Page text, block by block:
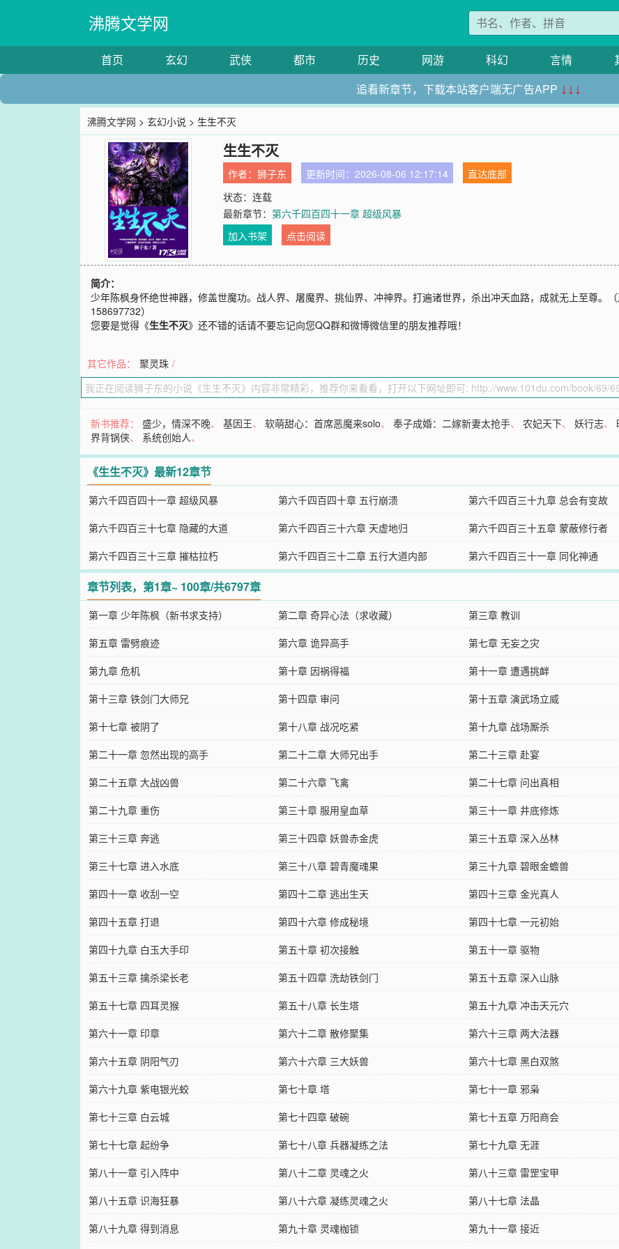
沸腾文学网
首页 玄幻 武侠 都市 历史 网游 科幻 言情
追看新章节，下载本站客户端无广告APP ↓↓↓
沸腾文学网 >玄幻小说 > 生生不灭
生生不灭
作者：狮子东 更新时间：2026-08-06 12:17:14
直达底部
状态：连载
最新章节：第六千四百四十一章 超级风暴
加入书架
点击阅读
简介：
少年陈枫身怀绝世神器，修盖世魔功。战人界、屠魔界、挑仙界、冲神界。打遍诸世界，杀出冲天血路，成就无上至尊。
158697732）
您要是觉得《生生不灭》还不错的话请不要忘记向您QQ群和微博微信里的朋友推荐哦！
其它作品： 聚灵珠 /
新书推荐：盛少，情深不晚、基因王、软萌甜心：首席恶魔来solo、奉子成婚：二嫁新妻太抢手、农妃天下、妖行志、
界背锅侠、 系统创始人、
《生生不灭》最新12章节
第六千四百四十一章 超级风暴 第六千四百四十章 五行崩溃 第六千四百三十九章 总会有变故
第六千四百三十七章 隐藏的大道
第六千四百三十六章 天虚地归 第六千四百三十五章 蒙蔽修行者
第六千四百三十三章 摧枯拉朽
第六千四百三十二章 五行大道内部 第六千四百三十一章 同化神通
章节列表，第1章~ 100章/共6797章
第一章 少年陈枫（新书求支持） 第二章 奇异心法（求收藏） 第三章 教训
第五章 雷劈痕迹
第六章 诡异高手 第七章 无妄之灾
第九章 危机
第十章 因祸得福 第十一章 遭遇挑衅
第十三章 铁剑门大师兄
第十四章 审问 第十五章 演武场立威
第十七章 被阴了
第十八章 战况吃紧 第十九章 战场厮杀
第二十一章 忽然出现的高手
第二十二章 大师兄出手 第二十三章 赴宴
第二十五章 大战凶兽
第二十六章 飞禽 第二十七章 问出真相
第二十九章 重伤
第三十章 服用皇血草 第三十一章 井底修炼
第三十三章 奔逃
第三十四章 妖兽赤金虎 第三十五章 深入丛林
第三十七章 进入水底
第三十八章 碧青魔魂果 第三十九章 碧眼金蟾兽
第四十一章 收刮一空
第四十二章 逃出生天 第四十三章 金光真人
第四十五章 打退
第四十六章 修成秘境 第四十七章 一元初始
第四十九章 白玉大手印
第五十章 初次接触 第五十一章 驱物
第五十三章 擒杀梁长老
第五十四章 洗劫铁剑门 第五十五章 深入山脉
第五十七章 四耳灵猴
第五十八章 长生塔 第五十九章 冲击天元穴
第六十一章 印章
第六十二章 散修聚集 第六十三章 两大法器
第六十五章 阴阳气刃
第六十六章 三大妖兽 第六十七章 黑白双煞
第六十九章 紫电银光蛟
第七十章 塔 第七十一章 邪枭
第七十三章 白云城
第七十四章 破碗 第七十五章 万阳商会
第七十七章 起纷争
第七十八章 兵器凝练之法 第七十九章 无涯
第八十一章 引入阵中
第八十二章 灵魂之火 第八十三章 雷罡宝甲
第八十五章 识海狂暴
第八十六章 凝练灵魂之火 第八十七章 法晶
第八十九章 得到消息
第九十章 灵魂枷锁 第九十一章 接近